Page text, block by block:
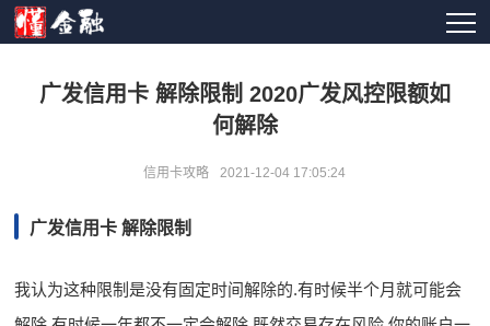
广发信用卡 解除限制 2020广发风控限额如
何解除
信用卡攻略 2021-12-04 17:05:24
广发信用卡 解除限制
我认为这种限制是没有固定时间解除的.有时候半个月就可能会